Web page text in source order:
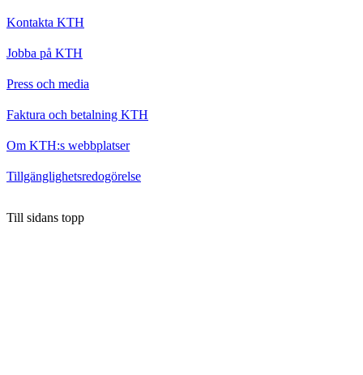
Kontakta KTH
Jobba på KTH
Press och media
Faktura och betalning KTH
Om KTH:s webbplatser
Tillgänglighetsredogörelse
Till sidans topp